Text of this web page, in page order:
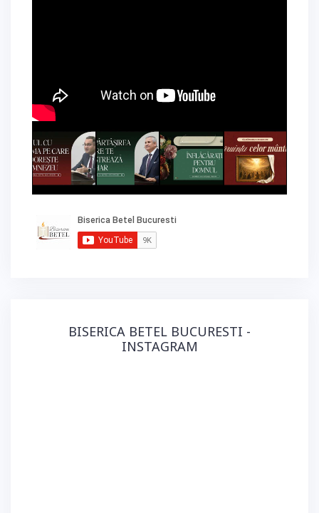
BISERICA BETEL BUCURESTI -
INSTAGRAM